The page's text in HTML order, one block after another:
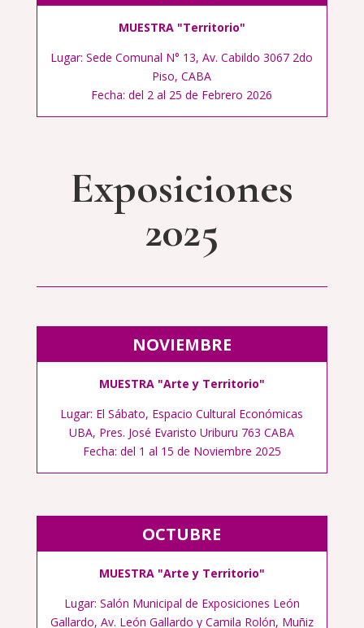
MUESTRA "Territorio"
Lugar: Sede Comunal N° 13, Av. Cabildo 3067 2do
Piso, CABA
Fecha: del 2 al 25 de Febrero 2026
Exposiciones
2025
NOVIEMBRE
MUESTRA "Arte y Territorio"
Lugar: El Sábato, Espacio Cultural Económicas
UBA, Pres. José Evaristo Uriburu 763 CABA
Fecha: del 1 al 15 de Noviembre 2025
OCTUBRE
MUESTRA "Arte y Territorio"
Lugar: Salón Municipal de Exposiciones León
Gallardo, Av. León Gallardo y Camila Rolón, Muñiz